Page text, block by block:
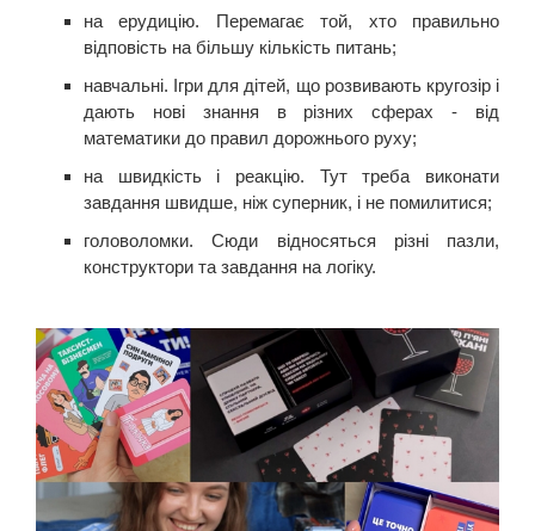
на ерудицію. Перемагає той, хто правильно
відповість на більшу кількість питань;
навчальні. Ігри для дітей, що розвивають кругозір і
дають нові знання в різних сферах - від
математики до правил дорожнього руху;
на швидкість і реакцію. Тут треба виконати
завдання швидше, ніж суперник, і не помилитися;
головоломки. Сюди відносяться різні пазли,
конструктори та завдання на логіку.